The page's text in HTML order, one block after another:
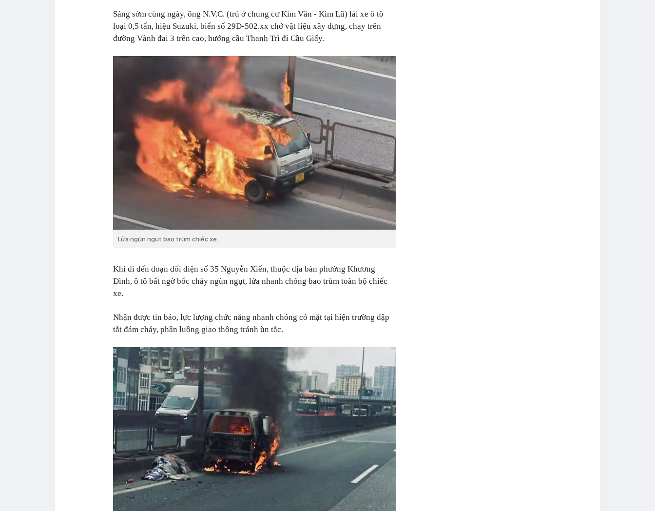
Sáng sớm cùng ngày, ông N.V.C. (trú ở chung cư Kim Văn - Kim Lũ) lái xe ô tô
loại 0,5 tấn, hiệu Suzuki, biển số 29D-502.xx chở vật liệu xây dựng, chạy trên
đường Vành đai 3 trên cao, hướng cầu Thanh Trì đi Cầu Giấy.
Lửa ngùn ngụt bao trùm chiếc xe.
Khi đi đến đoạn đối diện số 35 Nguyễn Xiển, thuộc địa bàn phường Khương
Đình, ô tô bất ngờ bốc cháy ngùn ngụt, lửa nhanh chóng bao trùm toàn bộ chiếc
xe.
Nhận được tin báo, lực lượng chức năng nhanh chóng có mặt tại hiện trường dập
tắt đám cháy, phân luồng giao thông tránh ùn tắc.